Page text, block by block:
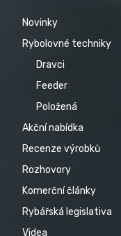
Novinky
Rybolovné techniky
Dravci
Feeder
Položená
Akční nabídka
Recenze výrobků
Rozhovory
Komerční články
Rybářská legislativa
Videa